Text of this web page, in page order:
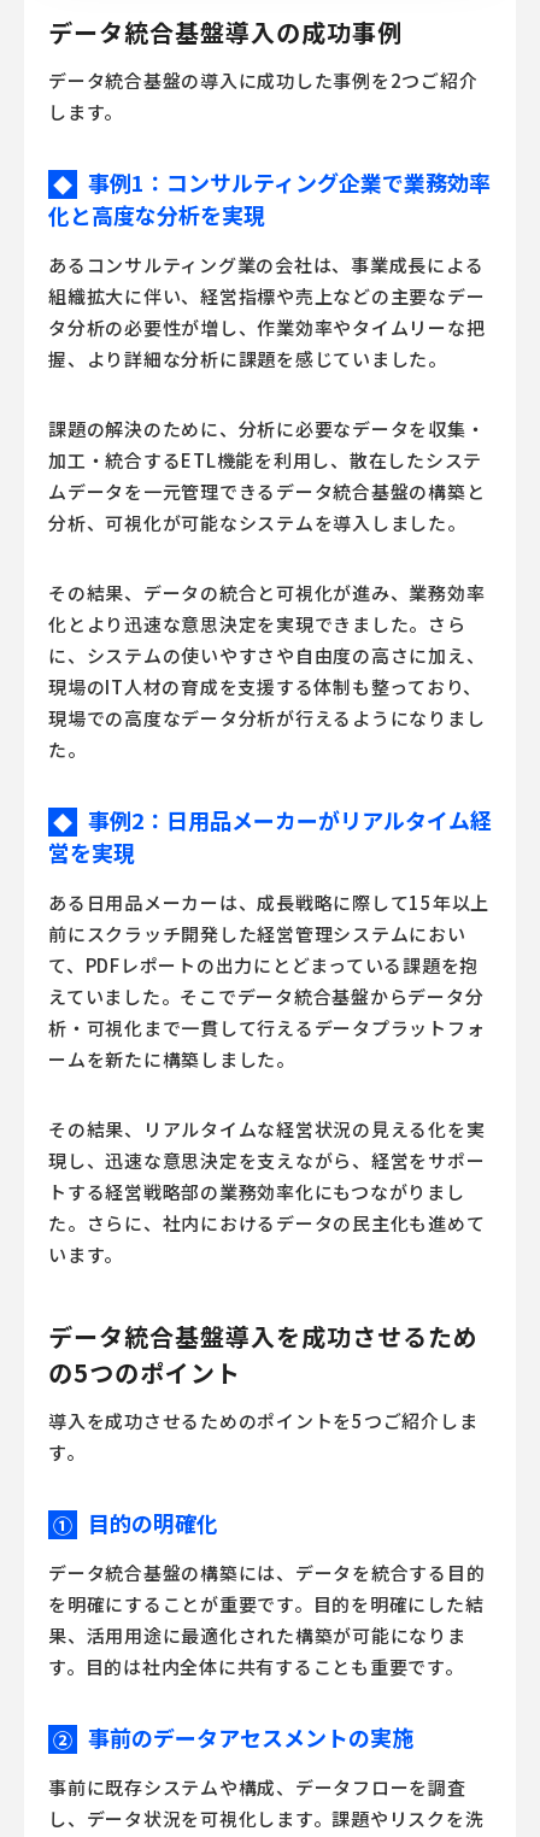
データ統合基盤導入の成功事例
データ統合基盤の導入に成功した事例を2つご紹介
します。
◆ 事例1：コンサルティング企業で業務効率
化と高度な分析を実現
あるコンサルティング業の会社は、事業成長による
組織拡大に伴い、経営指標や売上などの主要なデー
タ分析の必要性が増し、作業効率やタイムリーな把
握、より詳細な分析に課題を感じていました。
課題の解決のために、分析に必要なデータを収集・
加工・統合するETL機能を利用し、散在したシステ
ムデータを一元管理できるデータ統合基盤の構築と
分析、可視化が可能なシステムを導入しました。
その結果、データの統合と可視化が進み、業務効率
化とより迅速な意思決定を実現できました。さら
に、システムの使いやすさや自由度の高さに加え、
現場のIT人材の育成を支援する体制も整っており、
現場での高度なデータ分析が行えるようになりまし
た。
◆ 事例2：日用品メーカーがリアルタイム経
営を実現
ある日用品メーカーは、成長戦略に際して15年以上
前にスクラッチ開発した経営管理システムにおい
て、PDFレポートの出力にとどまっている課題を抱
えていました。そこでデータ統合基盤からデータ分
析・可視化まで一貫して行えるデータプラットフォ
ームを新たに構築しました。
その結果、リアルタイムな経営状況の見える化を実
現し、迅速な意思決定を支えながら、経営をサポー
トする経営戦略部の業務効率化にもつながりまし
た。さらに、社内におけるデータの民主化も進めて
います。
データ統合基盤導入を成功させるため
の5つのポイント
導入を成功させるためのポイントを5つご紹介しま
す。
① 目的の明確化
データ統合基盤の構築には、データを統合する目的
を明確にすることが重要です。目的を明確にした結
果、活用用途に最適化された構築が可能になりま
す。目的は社内全体に共有することも重要です。
② 事前のデータアセスメントの実施
事前に既存システムや構成、データフローを調査
し、データ状況を可視化します。課題やリスクを洗